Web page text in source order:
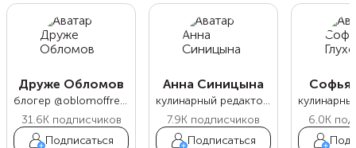
Друже Обломов
блогер @oblomoffrecipe
31.6Kподписчиков
Подписаться
Анна Синицына
кулинарный редактор Food.ru
7.9K подписчиков
Подписаться
Софья
6.0K